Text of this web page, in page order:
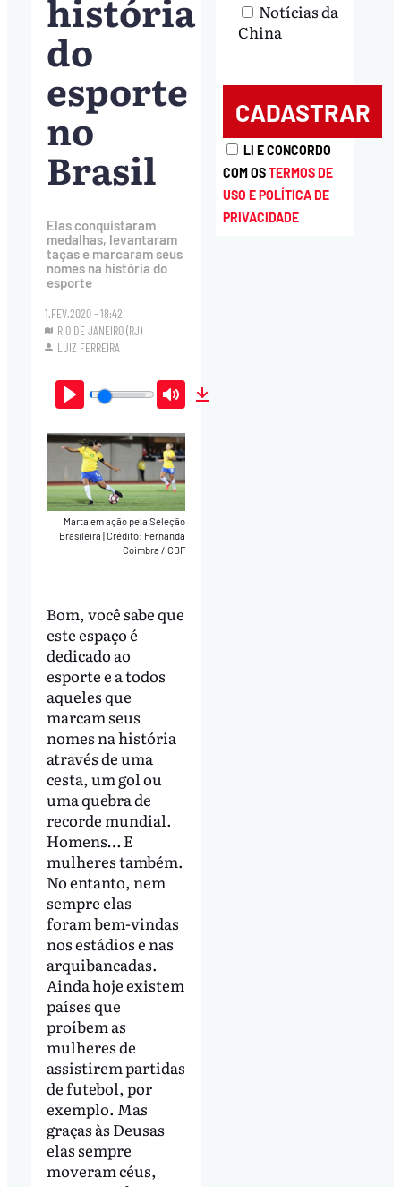
do
esporte
no
Brasil
Elas conquistaram
medalhas, levantaram
taças e marcaram seus
nomes na história do
esporte
1.FEV.2020 - 18:42
RIO DE JANEIRO (RJ)
LUIZ FERREIRA
Play Mute
Marta em ação pela Seleção
Brasileira Crédito: Fernanda
Coimbra / CBF
Bom, você sabe que
este espaço é
dedicado ao
esporte e a todos
aqueles que
marcam seus
nomes na história
através de uma
cesta, um gol ou
uma quebra de
recorde mundial.
Homens… E
mulheres também.
No entanto, nem
sempre elas
foram bem-vindas
nos estádios e nas
arquibancadas.
Ainda hoje existem
países que
proíbem as
mulheres de
assistirem partidas
de futebol, por
exemplo. Mas
graças às Deusas
elas sempre
moveram céus,
Notícias da
China
LI E CONCORDO
COM OSTERMOS DE
USO E POLÍTICA DE
PRIVACIDADE